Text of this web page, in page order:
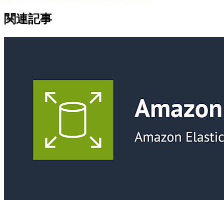
関連記事